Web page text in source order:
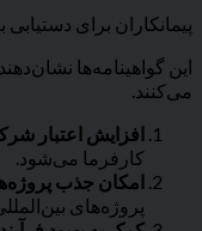
پیمانکاران برای
این گواهینامه‌ها
می‌کنند.
افزایش اعتبار
کارفرما می‌شود.
امکان جذب
پروژه‌های